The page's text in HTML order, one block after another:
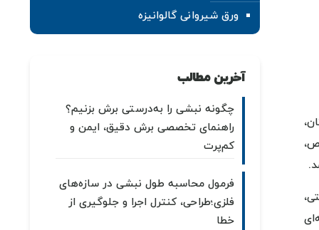
ورق شیروانی گالوانیزه
آخرین مطالب
چگونه نبشی را به‌درستی برش بزنیم؟
راهنمای تخصصی برش دقیق، ایمن و
کم‌پرت
فرمول محاسبه طول نبشی در سازه‌های
فلزی؛طراحی، کنترل اجرا و جلوگیری از
خطا